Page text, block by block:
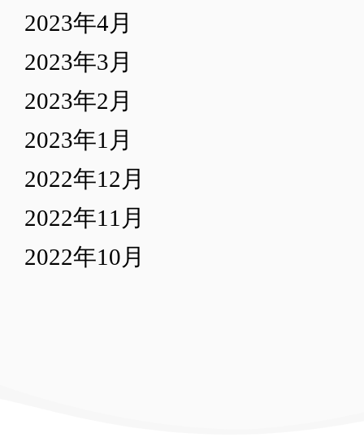
2023年4月
2023年3月
2023年2月
2023年1月
2022年12月
2022年11月
2022年10月